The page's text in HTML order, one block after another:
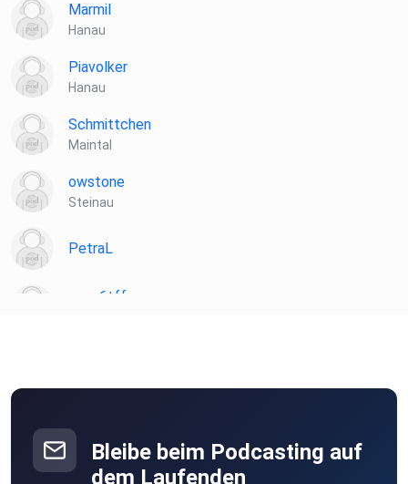
Marmil
Hanau
Piavolker
Hanau
Schmittchen
Maintal
owstone
Steinau
PetraL
nvpq6tff
Bleibe beim Podcasting auf
dem Laufenden